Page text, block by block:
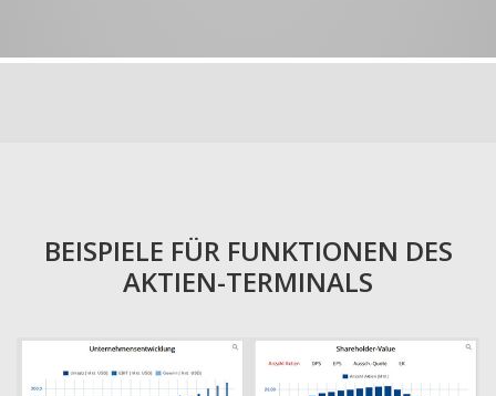
BEISPIELE FÜR FUNKTIONEN DES
AKTIEN-TERMINALS